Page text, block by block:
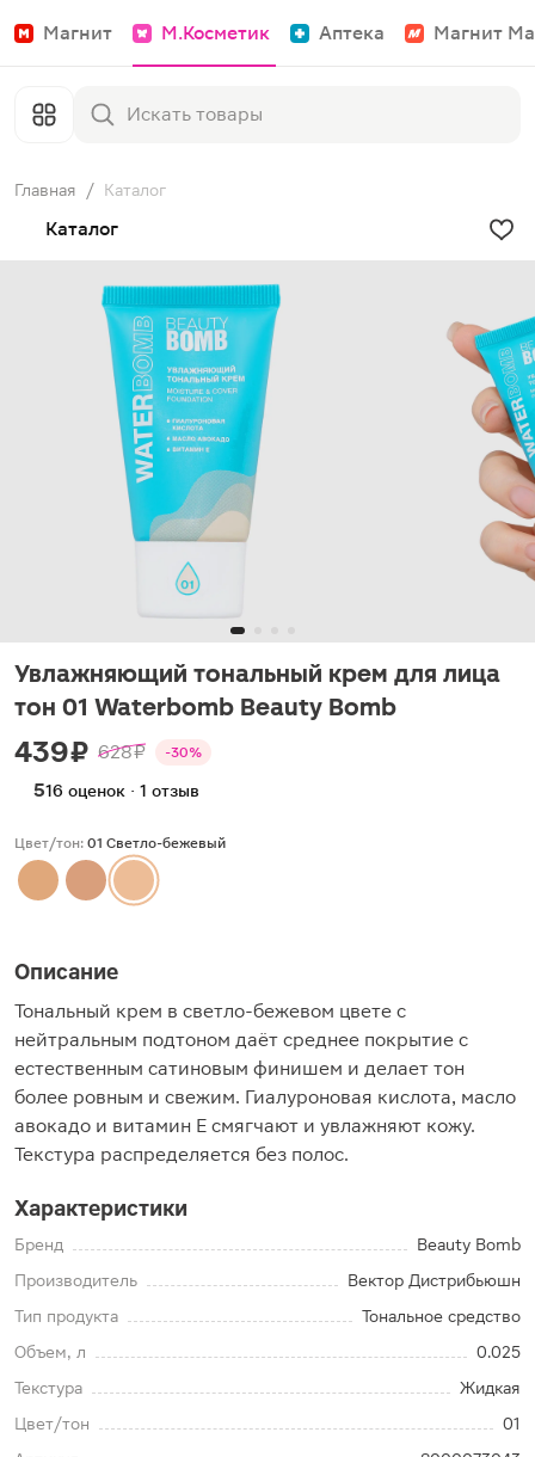
Магнит М.Косметик Аптека Магнит
Главная / Каталог
Каталог
Увлажняющий тональный крем для лица
тон 01 Waterbomb Beauty Bomb
439 ₽ 628 ₽ -30%
516 оценок · 1 отзыв
Цвет/тон: 01 Светло-бежевый
Описание
Тональный крем в светло-бежевом цвете с
нейтральным подтоном даёт среднее покрытие с
естественным сатиновым финишем и делает тон
более ровным и свежим. Гиалуроновая кислота, масло
авокадо и витамин Е смягчают и увлажняют кожу.
Текстура распределяется без полос.
Характеристики
Бренд
Beauty Bomb
Производитель
Вектор Дистрибьюшн
Тип продукта
Тональное средство
Объем, л
0.025
Текстура
Жидкая
Цвет/тон
01